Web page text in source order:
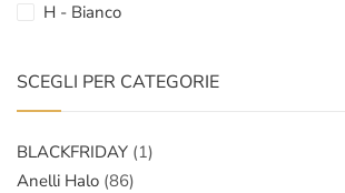
H - Bianco
SCEGLI PER CATEGORIE
BLACKFRIDAY (1)
Anelli Halo (86)